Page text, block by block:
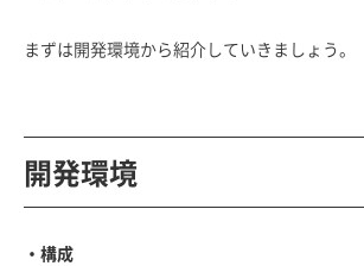
まずは開発環境から紹介していきましょう。
開発環境
・構成